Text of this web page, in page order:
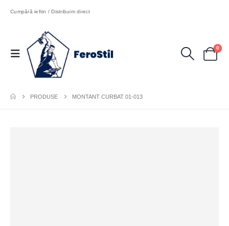
Cumpără ieftin / Distribuim direct
0
PRODUSE MONTANT CURBAT 01-013